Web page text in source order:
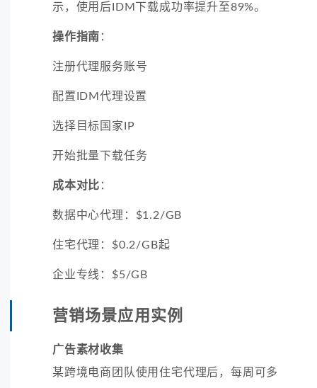
示，使用后IDM下载成功率提升至89%。
操作指南 ：
注册代理服务账号
配置IDM代理设置
选择目标国家IP
开始批量下载任务
成本对比 ：
数据中心代理：$1.2/GB
住宅代理：$0.2/GB起
企业专线：$5/GB
营销场景应用实例
广告素材收集
某跨境电商团队使用住宅代理后，每周可多